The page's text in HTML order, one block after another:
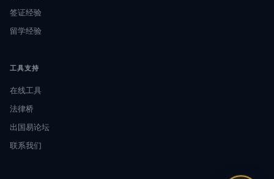
签证经验
留学经验
工具支持
在线工具
法律桥
出国易论坛
联系我们